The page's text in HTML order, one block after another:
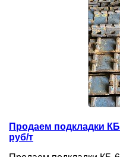
Продаем подкладки
руб/т